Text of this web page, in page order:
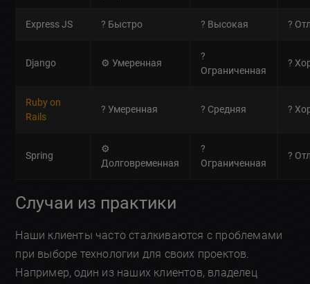
Express JS ? Быстро ?️ Высокая ?
Django ⚙️ Умеренная
?
Ограниченная
?
Ruby on
Rails
? Умеренная ? Средняя ?
Spring
⚙️
Долговременная
?
Ограниченная
?
Случаи из практики
Наши клиенты часто сталкиваются с проблемами
при выборе технологии для своих проектов.
Например, один из наших клиентов, владелец